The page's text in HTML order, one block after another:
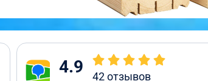
4.9 42отзывов